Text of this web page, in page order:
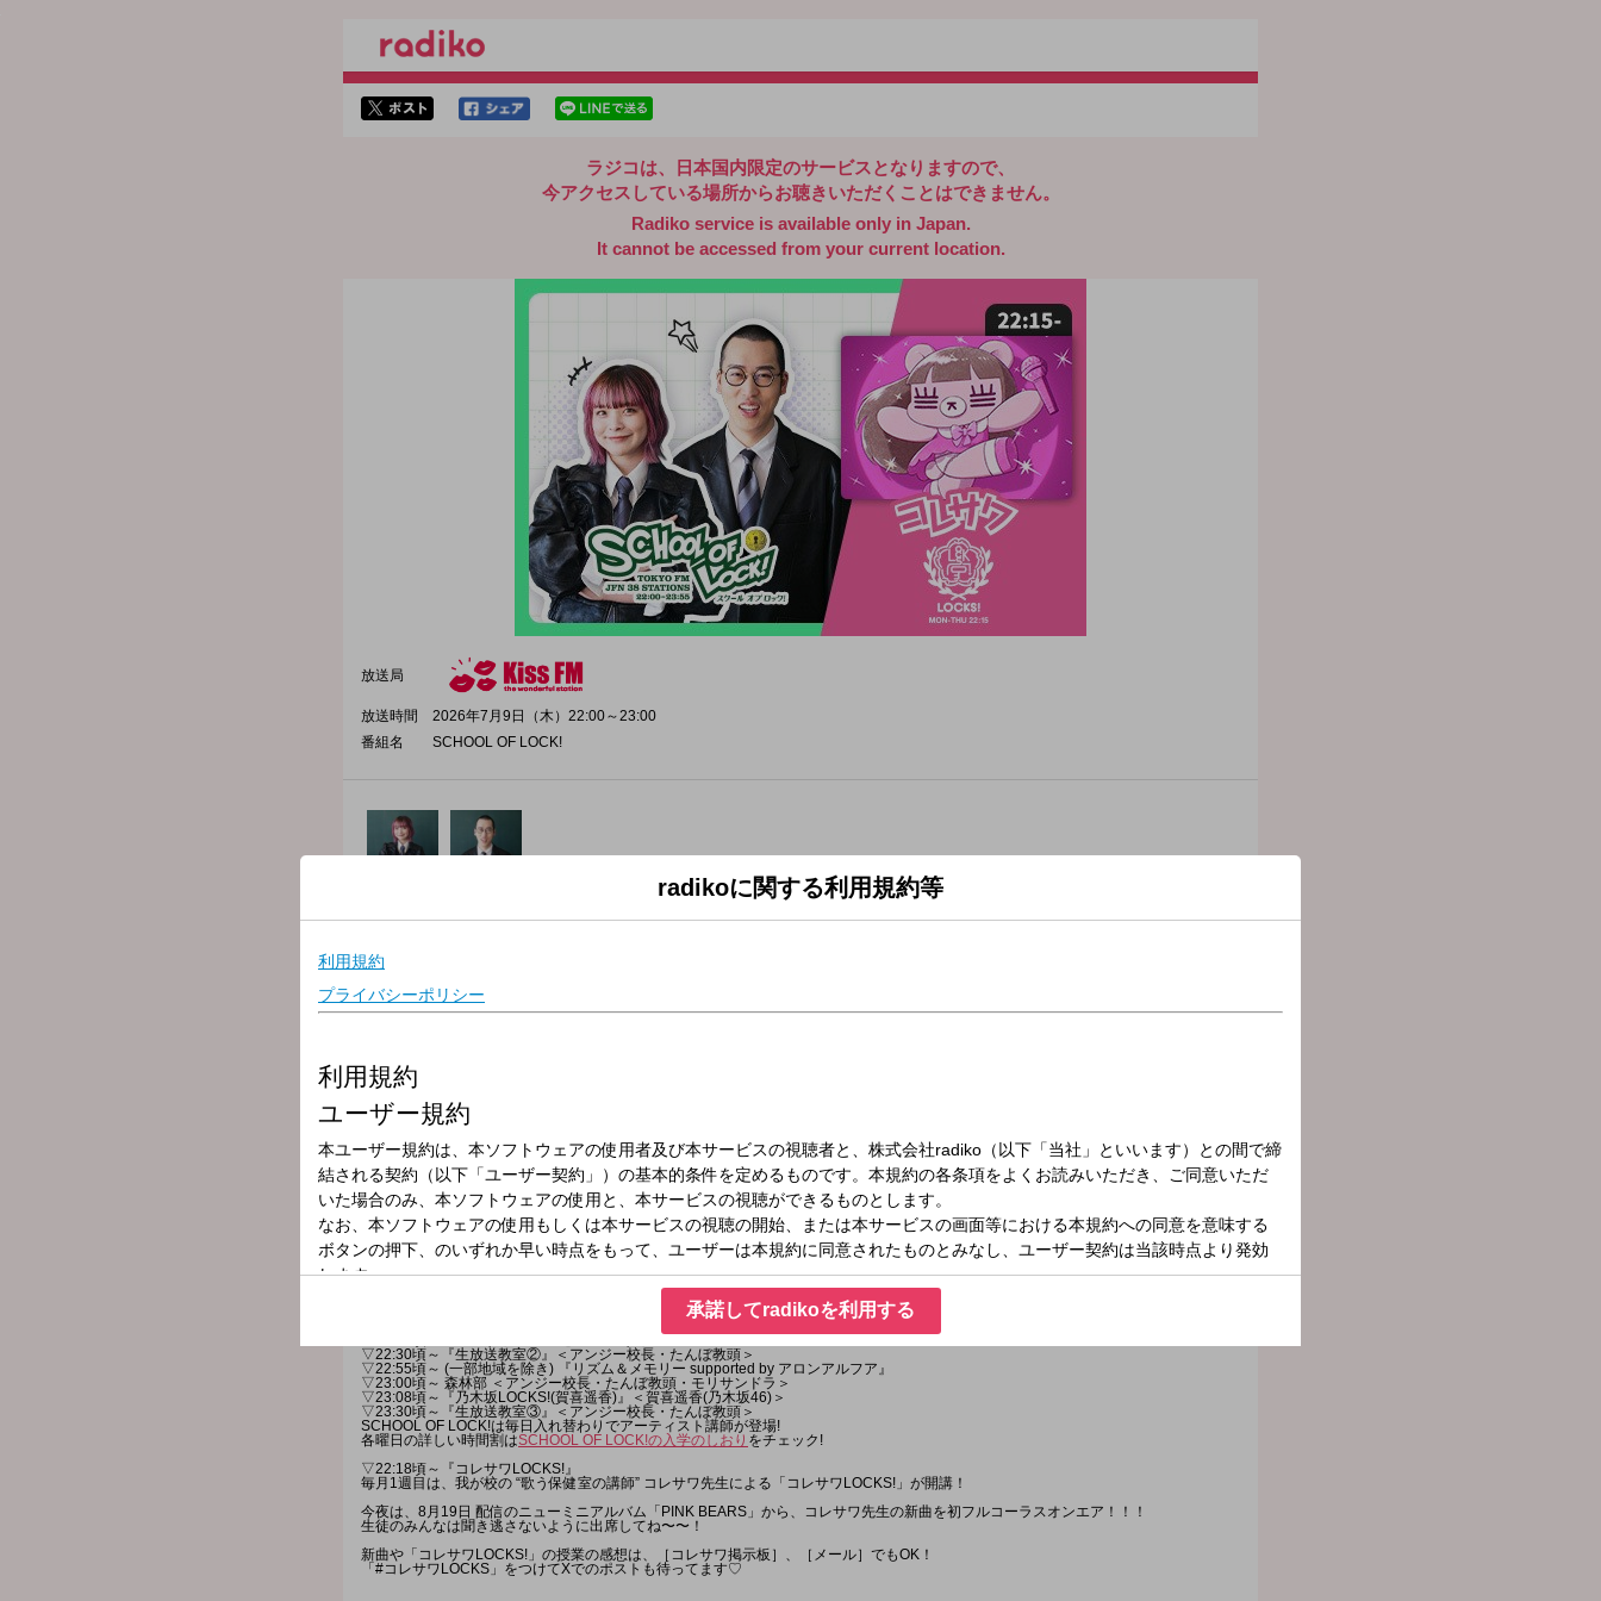
ラジコは、日本国内限定のサービスとなりますので、
今アクセスしている場所からお聴きいただくことはできません。
Radiko service is available only in Japan.
It cannot be accessed from your current location.
放送局
放送時間
2026年7月9日（木）22:00～23:00
番組名
SCHOOL OF LOCK!
SCHOOL OF LOCK!
今夜は、生徒の君がこれまで出会った中で、
たとえば…
「進路相談で、自分より自分の可能性を信じてくれた先生」
（電話番号を登録しておくと、アンジー校長&たんぼ教頭と直接話が出来るかも！）
他の生徒に見られたくない生徒は、
［SCHOOL OF LOCK!のLINE］や［メール］からでも大丈夫！
SCHOOL OF LOCK!は今夜も夜10時に開校！
---番組へのメッセージはコチラから!---
◇学校掲示板に書き込む （掲示板は登録無料のアプリです!）
メールを送る
◇公式LINEアカウントから送る
◇FAXを送る：03-3221-1800
▽22:30頃～『生放送教室②』＜アンジー校長・たんぼ教頭＞
▽22:55頃～ (一部地域を除き) 『リズム＆メモリー supported by アロンアルフア』
▽23:00頃～ 森林部 ＜アンジー校長・たんぼ教頭・モリサンドラ＞
▽23:08頃～『乃木坂LOCKS!(賀喜遥香)』＜賀喜遥香(乃木坂46)＞
▽23:30頃～『生放送教室③』＜アンジー校長・たんぼ教頭＞
SCHOOL OF LOCK!は毎日入れ替わりでアーティスト講師が登場!
各曜日の詳しい時間割はSCHOOL OF LOCK!の入学のしおり をチェック!
▽22:18頃～『コレサワLOCKS!』
毎月1週目は、我が校の “歌う保健室の講師” コレサワ先生による「コレサワLOCKS!」が開講！
今夜は、8月19日 配信のニューミニアルバム「PINK BEARS」から、コレサワ先生の新曲を初フルコーラスオンエア！！！
生徒のみんなは聞き逃さないように出席してね〜〜！
新曲や「コレサワLOCKS!」の授業の感想は、［コレサワ掲示板］、［メール］でもOK！
「#コレサワLOCKS」をつけてXでのポストも待ってます♡
radikoに関する利用規約等
承諾してradikoを利用する